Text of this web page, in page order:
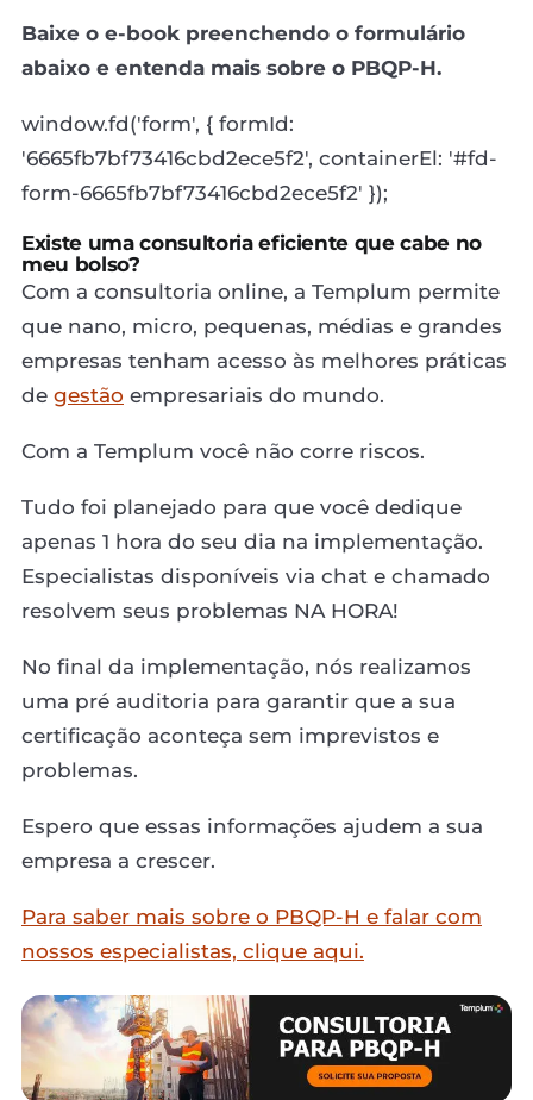
Baixe o e-book preenchendo o formulário
abaixo e entenda mais sobre o PBQP-H.
window.fd('form', { formId:
'6665fb7bf73416cbd2ece5f2', containerEl: '#fd-
form-6665fb7bf73416cbd2ece5f2' });
Existe uma consultoria eficiente que cabe no
meu bolso?
Com a consultoria online, a Templum permite
que nano, micro, pequenas, médias e grandes
empresas tenham acesso às melhores práticas
de gestão empresariais do mundo.
Com a Templum você não corre riscos.
Tudo foi planejado para que você dedique
apenas 1 hora do seu dia na implementação.
Especialistas disponíveis via chat e chamado
resolvem seus problemas NA HORA!
No final da implementação, nós realizamos
uma pré auditoria para garantir que a sua
certificação aconteça sem imprevistos e
problemas.
Espero que essas informações ajudem a sua
empresa a crescer.
Para saber mais sobre o PBQP-H e falar com
nossos especialistas, clique aqui.